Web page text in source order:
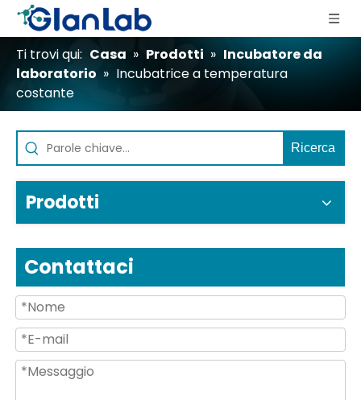
Ti trovi qui: Casa » Prodotti » Incubatore da
laboratorio » Incubatrice a temperatura
costante
Ricerca
Prodotti
Contattaci